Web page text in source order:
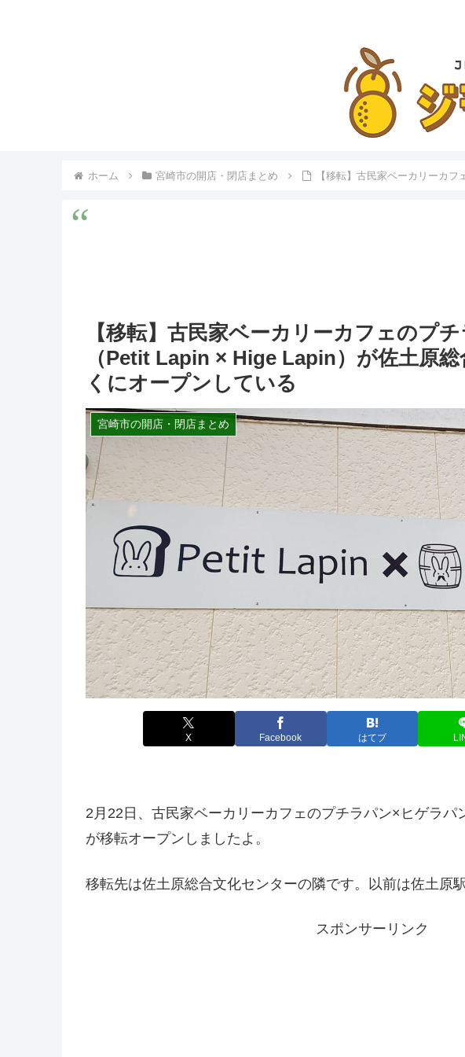
ホーム 宮崎市の開店・閉店まとめ 【移転】古民家ベーカリーカ
【移転】古民家ベーカリーカフェのプ
（Petit Lapin × Hige Lapin）が佐土原
くにオープンしている
宮崎市の開店・閉店まとめ
X Facebook はてブ
2月22日、古民家ベーカリーカフェのプチラパン×ヒゲラパ
が移転オープンしましたよ。
移転先は佐土原総合文化センターの隣です。以前は佐土原
スポンサーリンク